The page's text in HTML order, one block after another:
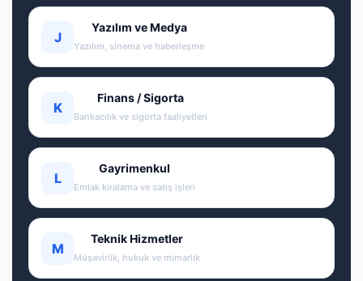
J
Yazılım ve Medya
Yazılım, sinema ve haberleşme
K
Finans / Sigorta
Bankacılık ve sigorta faaliyetleri
L
Gayrimenkul
Emlak kiralama ve satış işleri
M
Teknik Hizmetler
Müşavirlik, hukuk ve mimarlık